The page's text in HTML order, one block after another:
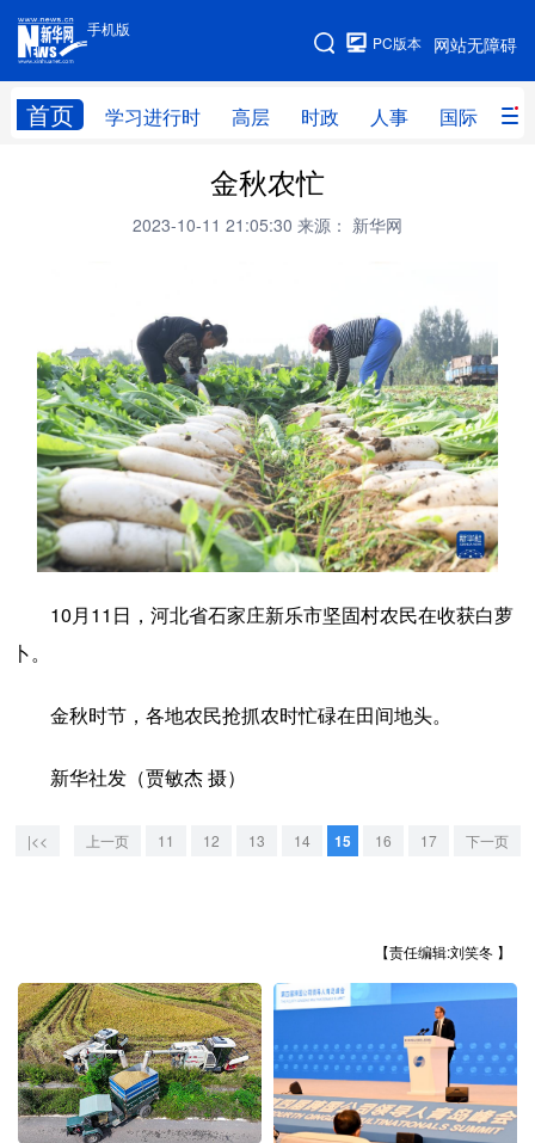
手机版
网站无障碍
PC版本
首页 学习进行时 高层 时政 人事 国际 财
手机版
网站地图
高层 时政
财经 网评
科创 量子 体育
文化 书画 健康 军事
访谈 视频 图片 政务
法律 中央文件 金融 汽车
食品 人居 信息化 数字经济
城市 旅游 能源 会展
公益 一带一路 亚太网 上市公司
文化产业
浙江 安徽 江西
山东 河南 湖北 湖南
广东 广西 海南 重庆
金秋农忙
2023-10-11 21:05:30 来源： 新华网
10月11日，河北省石家庄新乐市坚固村农民在收获白萝
卜。
金秋时节，各地农民抢抓农时忙碌在田间地头。
新华社发（贾敏杰 摄）
|<< 上一页 11 12 13 14 15 16 17 下一页
【责任编辑:刘笑冬 】